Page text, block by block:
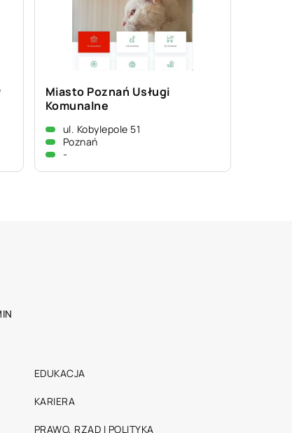
Miasto Poznań Usługi
Komunalne
ul. Kobylepole 51
Poznań
-
EDUKACJA
KARIERA
PRAWO, RZĄD I POLITYKA